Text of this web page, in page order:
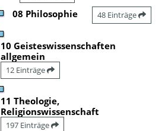
08 Philosophie 48 Einträge
10 Geisteswissenschaften
allgemein
12 Einträge
11 Theologie,
Religionswissenschaft
197 Einträge